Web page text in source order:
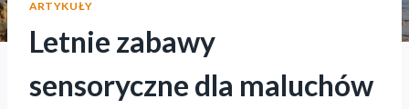
ARTYKUŁY
Letnie zabawy
sensoryczne dla maluchów